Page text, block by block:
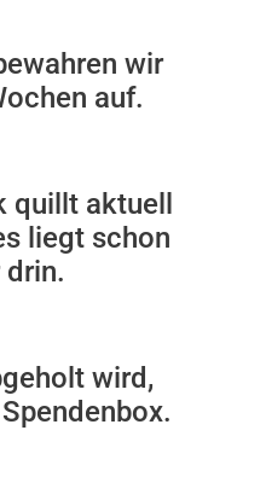
wir
auf.
quillt aktuell
liegt schon
drin.
wird,